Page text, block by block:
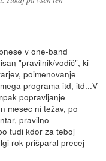
v one-band
"pravilnik/vodič", ki
poimenovanje
programa itd, itd...V
popravljanje
mesec ni težav, po
pravilno
tudi kdor za teboj
rok prišparal precej